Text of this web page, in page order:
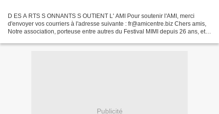
D ES A RTS S ONNANTS S OUTIENT L' AMI Pour soutenir l'AMI, merci
d'envoyer vos courriers à l'adresse suivante : fr@amicentre.biz Chers amis,
Notre association, porteuse entre autres du Festival MIMI depuis 26 ans, et
Publicité